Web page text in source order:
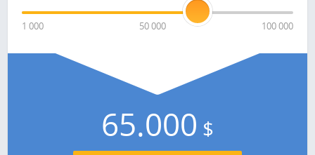
1 000 50 000 100 000
65.000 $